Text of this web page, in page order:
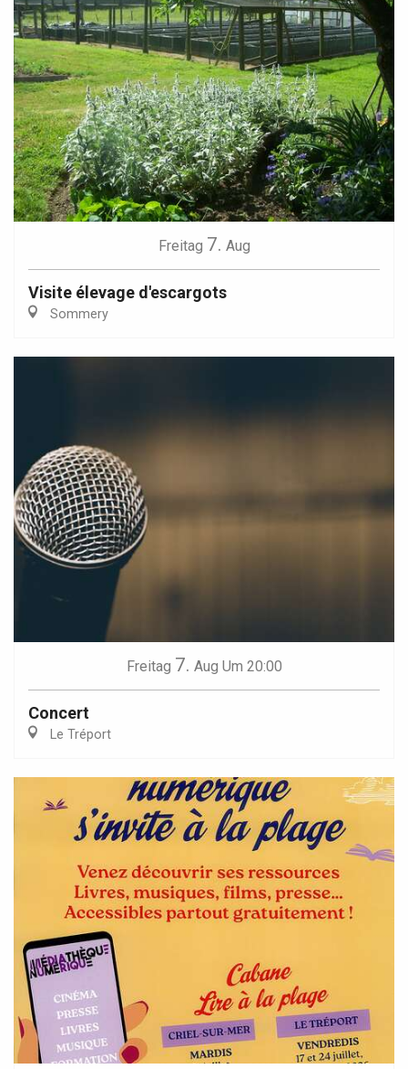
Freitag 7. Aug
Visite élevage d'escargots
Sommery
Freitag 7. Aug Um 20:00
Concert
Le Tréport